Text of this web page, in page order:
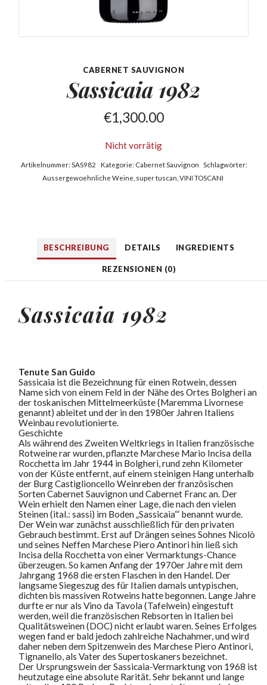
CABERNET SAUVIGNON
Sassicaia 1982
€1,300.00
Nicht vorrätig
Artikelnummer:SAS982 Kategorie: Cabernet Sauvignon
Schlagwörter:
Aussergewoehnliche Weine super tuscan VINI TOSCANI
BESCHREIBUNG DETAILS INGREDIENTS
REZENSIONEN (0)
Sassicaia 1982
Tenute San Guido
Sassicaia ist die Bezeichnung für einen Rotwein, dessen
Name sich von einem Feld in der Nähe des Ortes Bolgheri an
der toskanischen Mittelmeerküste (Maremma Livornese
genannt) ableitet und der in den 1980er Jahren Italiens
Weinbau revolutionierte.
Geschichte
Als während des Zweiten Weltkriegs in Italien französische
Rotweine rar wurden, pflanzte Marchese Mario Incisa della
Rocchetta im Jahr 1944 in Bolgheri, rund zehn Kilometer
von der Küste entfernt, auf einem steinigen Hang unterhalb
der Burg Castiglioncello Weinreben der französischen
Sorten Cabernet Sauvignon und Cabernet Franc an. Der
Wein erhielt den Namen einer Lage, die nach den vielen
Steinen (ital.: sassi) im Boden „Sassicaia“‘ benannt wurde.
Der Wein war zunächst ausschließlich für den privaten
Gebrauch bestimmt. Erst auf Drängen seines Sohnes Nicolò
und seines Neffen Marchese Piero Antinori hin ließ sich
Incisa della Rocchetta von einer Vermarktungs-Chance
überzeugen. So kamen Anfang der 1970er Jahre mit dem
Jahrgang 1968 die ersten Flaschen in den Handel. Der
langsame Siegeszug des für Italien damals untypischen,
dichten bis massiven Rotweins hatte begonnen. Lange Jahre
durfte er nur als Vino da Tavola (Tafelwein) eingestuft
werden, weil die französischen Rebsorten in Italien bei
Qualitätsweinen (DOC) nicht erlaubt waren. Seines Erfolges
wegen fand er bald jedoch zahlreiche Nachahmer, und wird
daher neben dem Spitzenwein des Marchese Piero Antinori,
Tignanello, als Vater des Supertoskaners bezeichnet.
Der Ursprungswein der Sassicaia-Vermarktung von 1968 ist
heutzutage eine absolute Rarität. Sehr bekannt und lange